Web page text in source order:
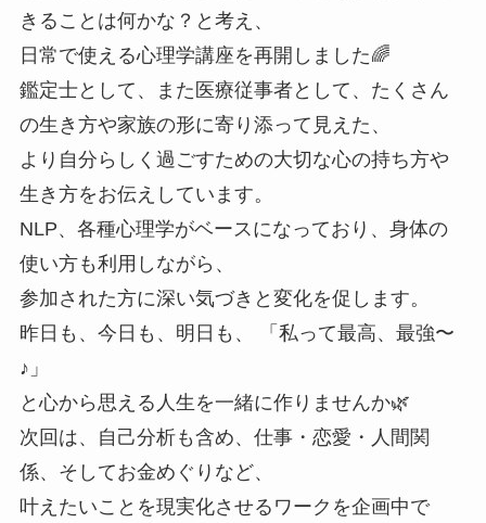
きることは何かな？と考え、
日常で使える心理学講座を再開しました🌈
鑑定士として、また医療従事者として、たくさん
の生き方や家族の形に寄り添って見えた、
より自分らしく過ごすための大切な心の持ち方や
生き方をお伝えしています。
NLP、各種心理学がベースになっており、身体の
使い方も利用しながら、
参加された方に深い気づきと変化を促します。
昨日も、今日も、明日も、 「私って最高、最強〜
♪」
と心から思える人生を一緒に作りませんか🌿
次回は、自己分析も含め、仕事・恋愛・人間関
係、そしてお金めぐりなど、
叶えたいことを現実化させるワークを企画中で